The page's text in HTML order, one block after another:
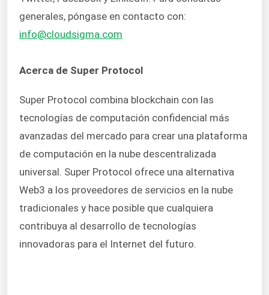
generales, póngase en contacto con:
info@cloudsigma.com
Acerca de Super Protocol
Super Protocol combina blockchain con las
tecnologías de computación confidencial más
avanzadas del mercado para crear una plataforma
de computación en la nube descentralizada
universal. Super Protocol ofrece una alternativa
Web3 a los proveedores de servicios en la nube
tradicionales y hace posible que cualquiera
contribuya al desarrollo de tecnologías
innovadoras para el Internet del futuro.